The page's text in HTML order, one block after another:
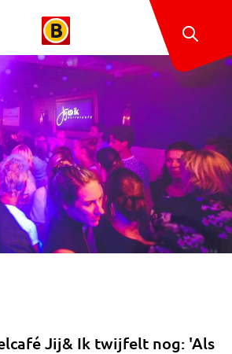
Jij& Ik twijfelt nog: 'Als